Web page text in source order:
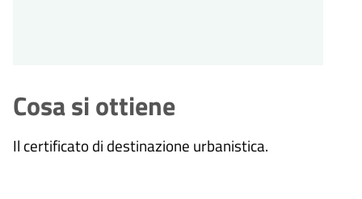
Cosa si ottiene
Il certificato di destinazione urbanistica.